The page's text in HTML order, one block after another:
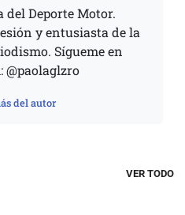
del Deporte Motor.
y entusiasta de la
Sígueme en
@paolaglzro
del autor
VER TODO